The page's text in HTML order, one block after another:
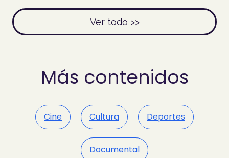
Ver todo >>
Más contenidos
Cine Cultura Deportes
Documental